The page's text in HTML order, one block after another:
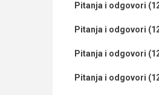
Pitanja i odgovori
Pitanja i odgovori
Pitanja i odgovori
Pitanja i odgovori